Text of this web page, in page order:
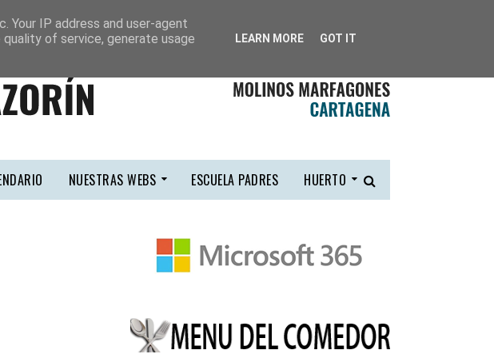
NUESTRAS WEBS ESCUELA PADRES HUERTO
Your IP address and user-agent
of service, generate usage
LEARN MORE GOT IT